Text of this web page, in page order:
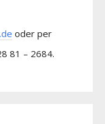
oder per
81 – 2684.